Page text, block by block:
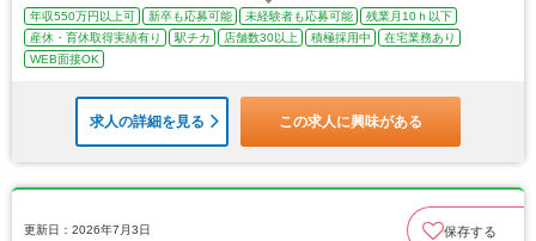
年収550万円以上可 新卒も応募可能 未経験者も応募可能
残業月10ｈ以下
産休・育休取得実績有り
駅チカ 店舗数30以上 積極採用中
在宅業務あり
WEB面接OK
求人の詳細を見る この求人に興味がある
更新日：2026年7月3日 保存する